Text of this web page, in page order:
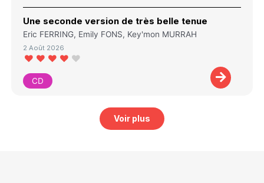
Une seconde version de très belle tenue
Eric FERRING, Emily FONS, Key'mon MURRAH
2 Août 2026
CD
Voir plus